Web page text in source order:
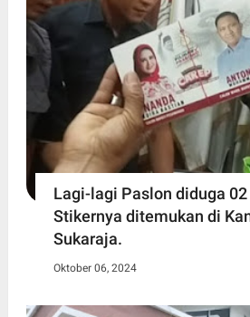
Lagi-lagi Paslon diduga 02
Stikernya ditemukan di
Sukaraja.
Oktober 06, 2024